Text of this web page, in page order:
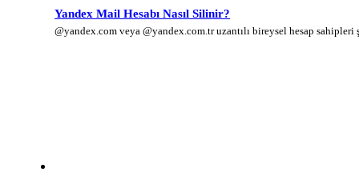
Yandex Mail Hesabı Nasıl Silinir?
@yandex.com veya @yandex.com.tr uzantılı bireysel hesap